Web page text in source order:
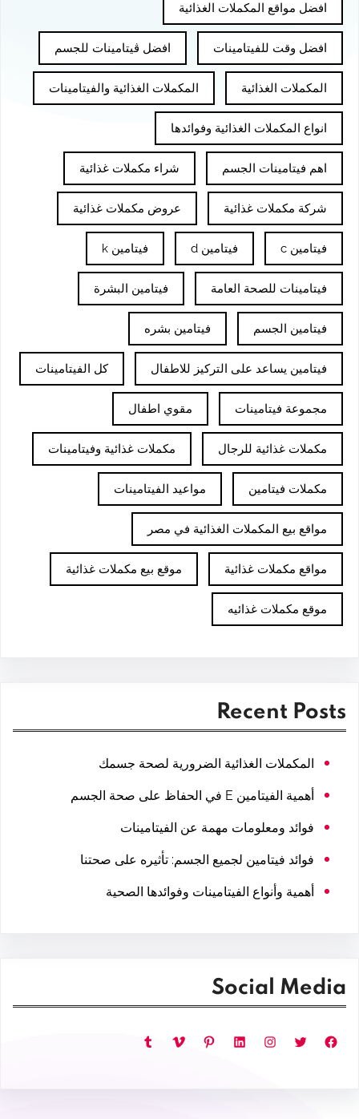
افضل مواقع المكملات الغذائية
افضل وقت للفيتامينات افضل ڤيتامينات للجسم
المكملات الغذائية المكملات الغذائية والفيتامينات
انواع المكملات الغذائية وفوائدها
اهم فيتامينات الجسم شراء مكملات غذائية
شركة مكملات غذائية عروض مكملات غذائية
فيتامين c فيتامين d فيتامين k
فيتامينات للصحة العامة فيتامين البشرة
فيتامين الجسم فيتامين بشره
فيتامين يساعد على التركيز للاطفال كل الفيتامينات
مجموعة فيتامينات مقوي اطفال
مكملات غذائية للرجال مكملات غذائية وفيتامينات
مكملات فيتامين مواعيد الفيتامينات
مواقع بيع المكملات الغذائية في مصر
مواقع مكملات غذائية موقع بيع مكملات غذائية
موقع مكملات غذائيه
Recent Posts
المكملات الغذائية الضرورية لصحة جسمك
أهمية الفيتامين E في الحفاظ على صحة الجسم
فوائد ومعلومات مهمة عن الفيتامينات
فوائد فيتامين لجميع الجسم: تأثيره على صحتنا
أهمية وأنواع الفيتامينات وفوائدها الصحية
Social Media
فيسبوك تويتر إنستجرام لينكد إن بينتريست فيميو تمبلر